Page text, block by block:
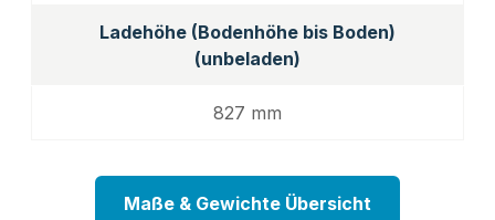
Ladehöhe (Bodenhöhe bis Boden)
(unbeladen)
827 mm
Maße & Gewichte Übersicht